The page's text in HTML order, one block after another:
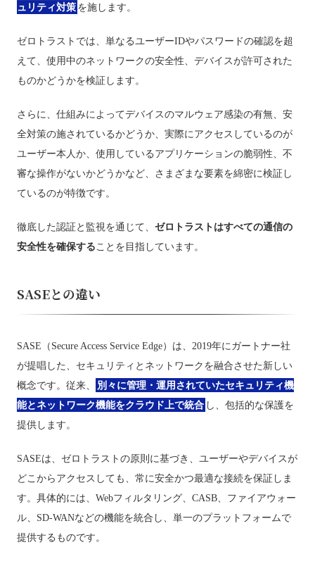
ュリティ対策を施します。
ゼロトラストでは、単なるユーザーIDやパスワードの確認を超
えて、使用中のネットワークの安全性、デバイスが許可された
ものかどうかを検証します。
さらに、仕組みによってデバイスのマルウェア感染の有無、安
全対策の施されているかどうか、実際にアクセスしているのが
ユーザー本人か、使用しているアプリケーションの脆弱性、不
審な操作がないかどうかなど、さまざまな要素を綿密に検証し
ているのが特徴です。
徹底した認証と監視を通じて、 ゼロトラストはすべての通信の
安全性を確保することを目指しています。
SASEとの違い
SASE（Secure Access Service Edge）は、2019年にガートナー社
が提唱した、セキュリティとネットワークを融合させた新しい
概念です。従来、
別々に管理・運用されていたセキュリティ機
能とネットワーク機能をクラウド上で統合 し、包括的な保護を
提供します。
SASEは、ゼロトラストの原則に基づき、ユーザーやデバイスが
どこからアクセスしても、常に安全かつ最適な接続を保証しま
す。具体的には、Webフィルタリング、CASB、ファイアウォー
ル、SD-WANなどの機能を統合し、単一のプラットフォームで
提供するものです。